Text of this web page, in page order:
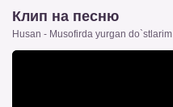
Клип на песню
Husan - Musofirda yurgan do`stlarim